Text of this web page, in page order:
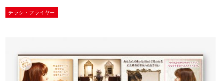
チラシ・フライヤー